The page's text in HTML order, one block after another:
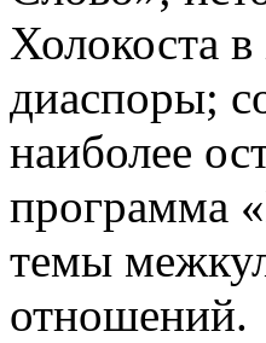
Холокоста
диаспоры;
наиболее
программа
темы
отношений.